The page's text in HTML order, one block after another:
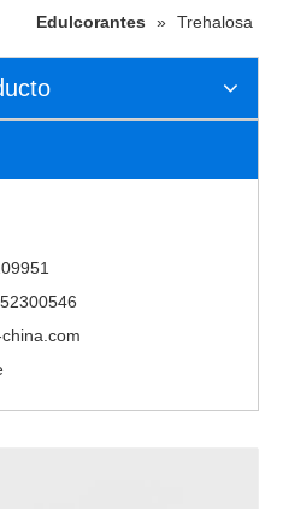
Edulcorantes
» Trehalosa